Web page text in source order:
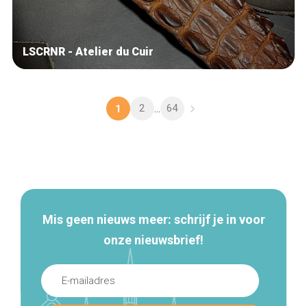
LSCRNR - Atelier du Cuir
1 2 ... 64
Mis geen nieuws meer: schrijf je in voor
onze nieuwsbrief!